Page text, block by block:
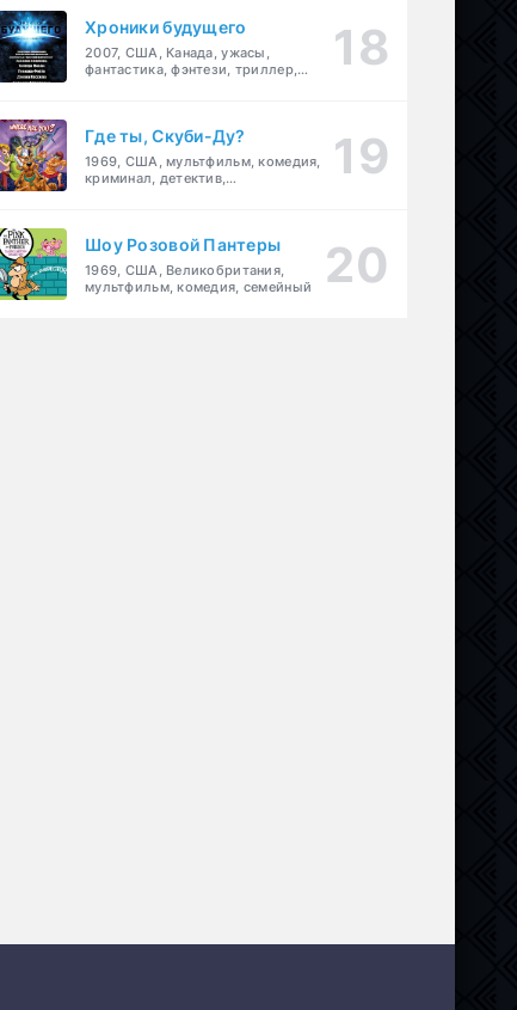
Хроники будущего
2007, США, Канада, ужасы,
фантастика, фэнтези, триллер,
Где ты, Скуби-Ду?
1969, США, мультфильм, комедия,
криминал, детектив,
Шоу Розовой Пантеры
1969, США, Великобритания,
мультфильм, комедия, семейный